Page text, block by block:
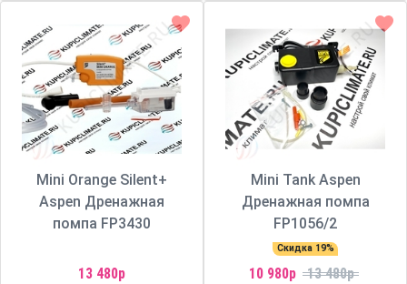
Mini Orange Silent+
Aspen Дренажная
помпа FP3430
13 480р
Mini Tank Aspen
Дренажная помпа
FP1056/2
Скидка 19%
10 980р 13 480р